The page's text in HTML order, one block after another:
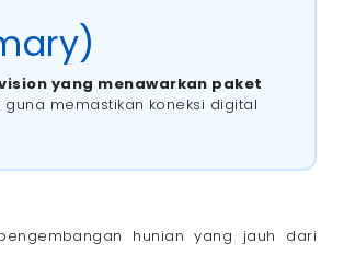
Cirebon
yang menawarkan paket
memastikan koneksi digital
hunian yang jauh dari